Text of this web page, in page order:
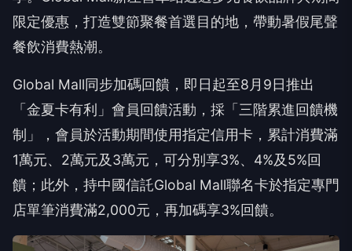
限定優惠，打造雙節聚餐首選目的地，帶動暑假尾聲
餐飲消費熱潮。
Global Mall同步加碼回饋，即日起至8月9日推出
「金夏卡有利」會員回饋活動，採「三階累進回饋機
制」，會員於活動期間使用指定信用卡，累計消費滿
1萬元、2萬元及3萬元，可分別享3%、4%及5%回
饋；此外，持中國信託Global Mall聯名卡於指定專門
店單筆消費滿2,000元，再加碼享3%回饋。